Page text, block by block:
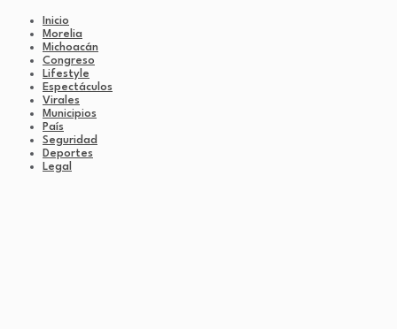
Inicio
Morelia
Michoacán
Congreso
Lifestyle
Espectáculos
Virales
Municipios
País
Seguridad
Deportes
Legal